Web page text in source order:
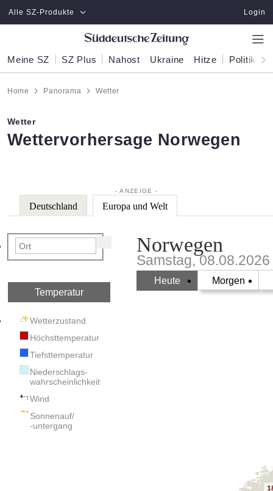
Zum Hauptinhalt springen
Alle SZ-Produkte Login
Meine SZ SZ Plus Nahost Ukraine Hitze Politik
Home Panorama Wetter
Wetter
:
Wettervorhersage Norwegen
Deutschland Europa und Welt
Temperatur
Wetterzustand
Höchsttemperatur
Tiefsttemperatur
Niederschlags-
wahrscheinlichkeit
Wind
Sonnenauf/
-untergang
Norwegen
Samstag, 08.08.2026
Heute Morgen